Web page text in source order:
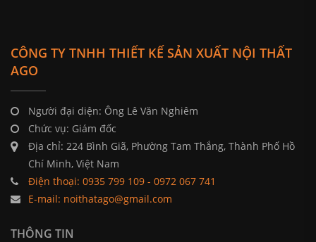
CÔNG TY TNHH THIẾT KẾ SẢN XUẤT NỘI THẤT
AGO
Người đại diện: Ông Lê Văn Nghiêm
Chức vụ: Giám đốc
Địa chỉ: 224 Bình Giã, Phường Tam Thắng, Thành Phố Hồ
Chí Minh, Việt Nam
Điện thoại: 0935 799 109 - 0972 067 741
E-mail: noithatago@gmail.com
THÔNG TIN